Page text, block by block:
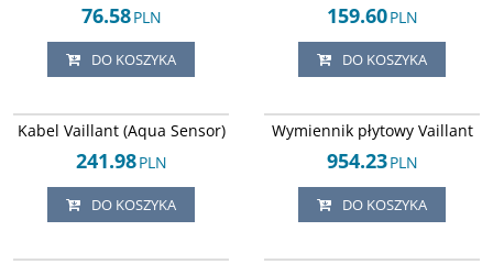
76.58PLN
DO KOSZYKA
159.60PLN
DO KOSZYKA
Kabel Vaillant (Aqua Sensor)
241.98PLN
DO KOSZYKA
Wymiennik płytowy Vaillant
954.23PLN
DO KOSZYKA